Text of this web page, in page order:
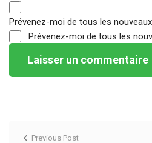
Prévenez-moi de tous les
Prévenez-moi de tous les
Previous Post